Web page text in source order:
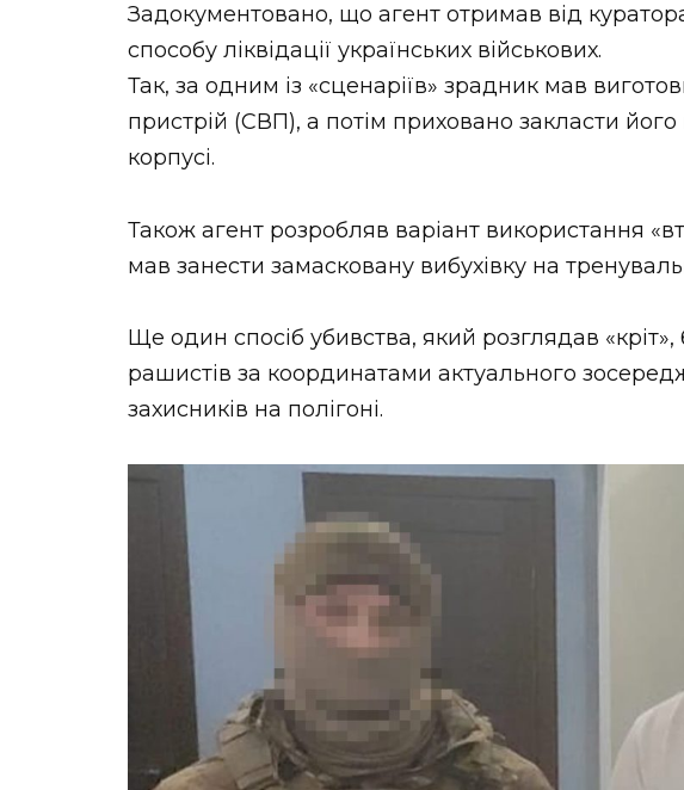
Задокументовано, що агент отримав від
способу ліквідації українських військових.
Так, за одним із «сценаріїв» зрадник мав
пристрій (СВП), а потім приховано закласти
корпусі.
Також агент розробляв варіант використання
мав занести замасковану вибухівку на
Ще один спосіб убивства, який розглядав
рашистів за координатами актуального
захисників на полігоні.